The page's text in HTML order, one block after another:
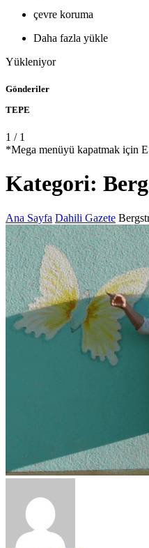
çevre koruma
Daha fazla yükle
Yükleniyor
Gönderiler
TEPE
1 / 1
*Mega menüyü kapatmak için
Kategori:
Ana Sayfa Dahili Gazete